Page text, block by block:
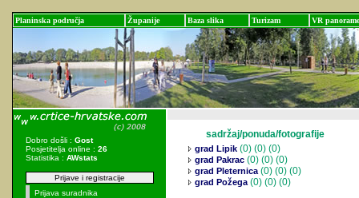
Planinska područja Županije Baza slika Turizam VR panorame
Dobro došli : Gost
Posjetitelja online : 26
Statistika : AWstats
Prijave i registracije
Prijava suradnika
sadržaj/ponuda/fotografije
grad Lipik (0) (0) (0)
grad Pakrac (0) (0) (0)
grad Pleternica(0) (0) (0)
grad Požega(0) (0) (0)